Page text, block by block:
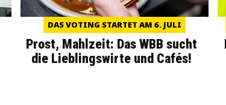
DAS VOTING STARTET AM 6. JULI
Prost, Mahlzeit: Das WBB sucht
die Lieblingswirte und Cafés!